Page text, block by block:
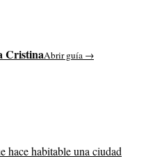
CristinaAbrir guía →